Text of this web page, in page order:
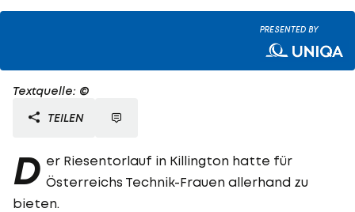
PRESENTED BY
Textquelle: ©
TEILEN
D er Riesentorlauf in Killington hatte für
Österreichs Technik-Frauen allerhand zu
bieten.